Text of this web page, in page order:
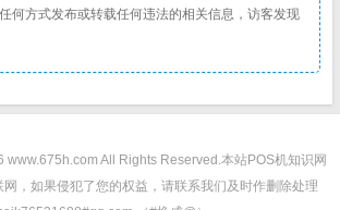
何方式发布或转载任何违法的相关信息，访客发现
All Rights Reserved. 本站POS机知识网
，如果侵犯了您的权益，请联系我们及时作删除处理